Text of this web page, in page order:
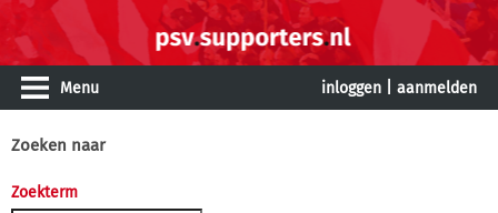
Menu inloggen aanmelden
Zoeken naar
Zoekterm